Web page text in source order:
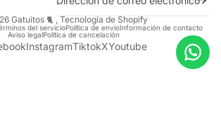
Gatuitos 🐈 ,Tecnología de Shopify
del servicioPolítica de envíoInformación de contacto
Aviso legalPolítica de cancelación
InstagramTiktokXYoutube